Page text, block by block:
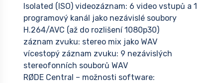
Isolated (ISO) videozáznam: 6 video vstupů a 1
programový kanál jako nezávislé soubory
H.264/AVC (až do rozlišení 1080p30)
záznam zvuku: stereo mix jako WAV
vícestopý záznam zvuku: 9 nezávislých
stereofonních souborů WAV
RØDE Central – možnosti software: